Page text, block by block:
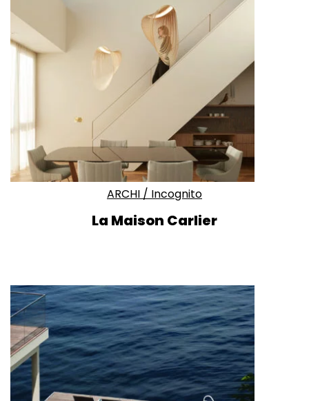
ARCHI / Incognito
La Maison Carlier